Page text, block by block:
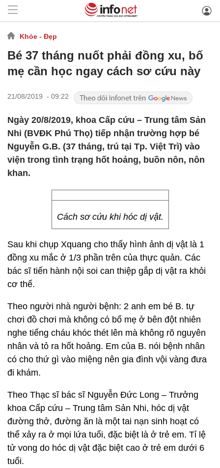
Khỏe - Đẹp
Bé 37 tháng nuốt phải đồng xu, bố
mẹ cần học ngay cách sơ cứu này
21/08/2019 - 09:22
Ngày 20/8/2019, khoa Cấp cứu – Trung tâm Sản
Nhi (BVĐK Phú Thọ) tiếp nhận trường hợp bé
Nguyễn G.B. (37 tháng, trú tại Tp. Việt Trì) vào
viện trong tình trạng hốt hoảng, buồn nôn, nôn
khan.
Cách sơ cứu khi hóc dị vật.
Sau khi chụp Xquang cho thấy hình ảnh dị vật là 1
đồng xu mắc ở 1/3 phần trên của thực quản. Các
bác sĩ tiến hành nội soi can thiệp gắp dị vật ra khỏi
cơ thể.
Theo người nhà người bệnh: 2 anh em bé B. tự
chơi đồ chơi mà không có bố mẹ ở bên đột nhiên
nghe tiếng cháu khóc thét lên mà không rõ nguyên
nhân và tỏ ra hốt hoảng. Em của B. nói bệnh nhân
có cho thứ gì vào miệng nên gia đình vội vàng đưa
đi khám.
Theo Thạc sĩ bác sĩ Nguyễn Đức Long – Trưởng
khoa Cấp cứu – Trung tâm Sản Nhi, hóc dị vật
đường thở, đường ăn là một tai nạn sinh hoạt có
thể xảy ra ở mọi lứa tuổi, đặc biệt là ở trẻ em. Tỉ lệ
tử vong do hóc dị vật đặc biệt cao ở trẻ em dưới 6
tuổi.